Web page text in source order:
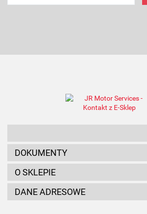
DOKUMENTY
O SKLEPIE
DANE ADRESOWE